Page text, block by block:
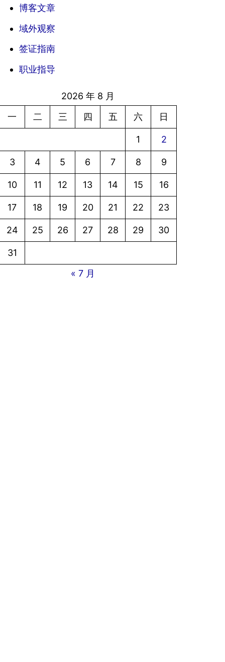
博客文章
域外观察
签证指南
职业指导
2026 年 8 月
一
二 三 四 五 六 日
1 2
3 4 5 6 7 8 9
10 11 12 13 14 15 16
17 18 19 20 21 22 23
24 25 26 27 28 29 30
31
« 7 月